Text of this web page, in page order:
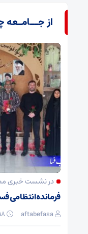
از
در نشست خبری
فرمانده انتظامی
aftabefasa